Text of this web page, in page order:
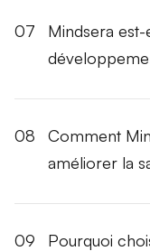
07
Mindsera
08
Comment
améliorer la
09
Pourquoi